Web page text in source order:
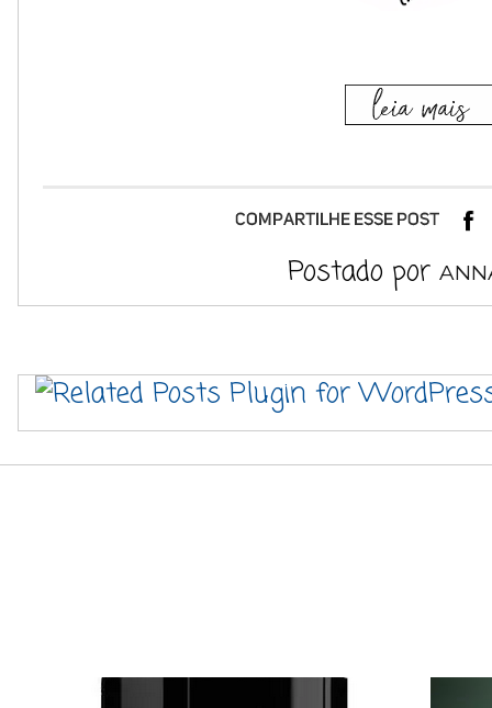
Postado por